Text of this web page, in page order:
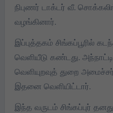
நிபுணர் டாக்டர் வீ.
வழங்கினார்.
இப்புத்தகம் சிங்கப்பூரில்
வெளியீடு கண்டது.
வெளியுறவுத் துறை
இதனை வெளியிட்டார்.
இந்த வருடம் சிங்கப்புர்